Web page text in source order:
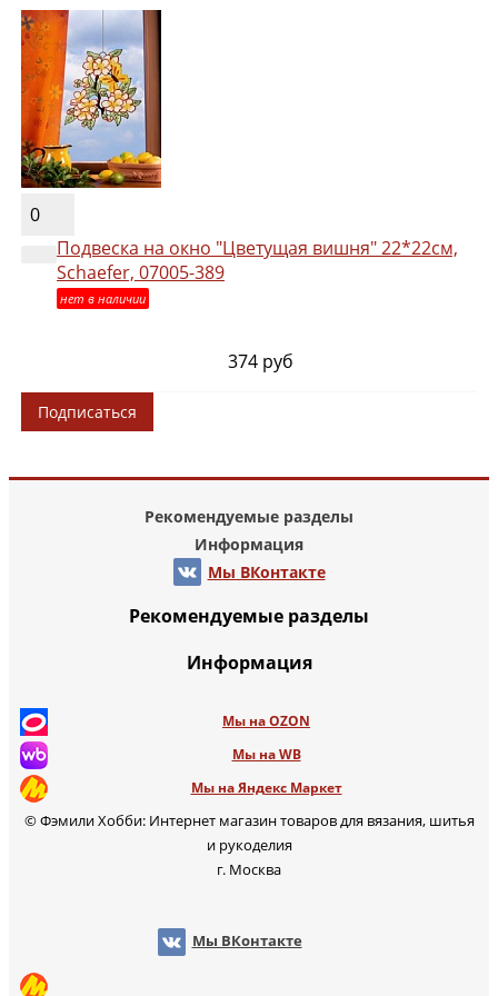
0
Подвеска на окно "Цветущая вишня" 22*22см,
Schaefer, 07005-389
нет в наличии
374 руб
Подписаться
Рекомендуемые разделы
Информация
Мы ВКонтакте
Рекомендуемые разделы
Информация
Мы на OZON
Мы на WB
Мы на Яндекс Маркет
© Фэмили Хобби: Интернет магазин товаров для вязания, шитья
и рукоделия
г. Москва
Мы ВКонтакте